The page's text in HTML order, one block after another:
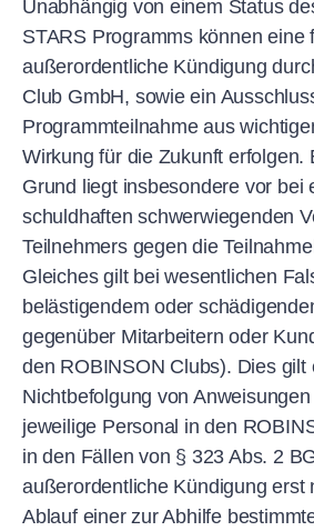
Unabhängig von einem Status
STARS Programms können eine
außerordentliche Kündigung
Club GmbH, sowie ein
Programmteilnahme aus
Wirkung für die Zukunft erfolgen.
Grund liegt insbesondere vor bei
schuldhaften schwerwiegenden
Teilnehmers gegen die
Gleiches gilt bei wesentlichen
belästigendem oder
gegenüber Mitarbeitern oder
den ROBINSON Clubs). Dies gilt
Nichtbefolgung von
jeweilige Personal in den
in den Fällen von § 323 Abs. 2
außerordentliche Kündigung erst
Ablauf einer zur Abhilfe